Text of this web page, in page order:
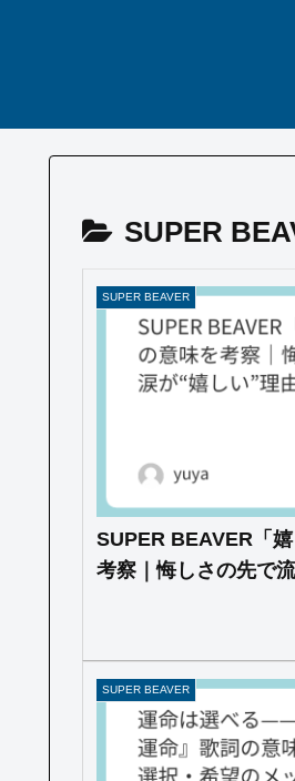
SUPER
SUPER BEAVER
SUPER BEAVER「
考察｜悔しさの先で
SUPER BEAVER